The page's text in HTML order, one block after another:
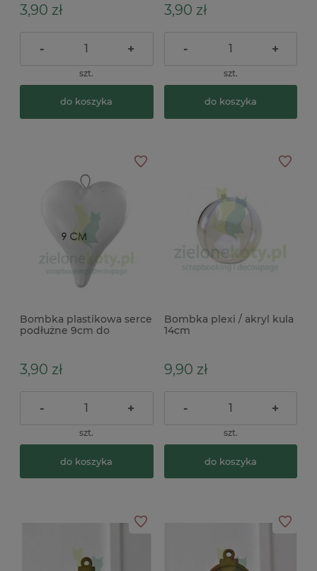
3,90 zł
- +
szt.
do koszyka
3,90 zł
- +
szt.
do koszyka
Bombka plastikowa serce
podłużne 9cm do
3,90 zł
- +
szt.
do koszyka
Bombka plexi / akryl kula
14cm
9,90 zł
- +
szt.
do koszyka